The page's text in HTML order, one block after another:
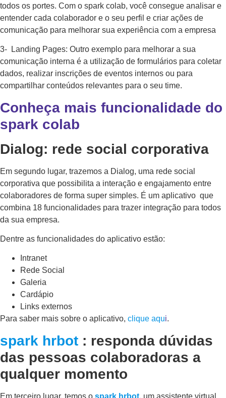
todos os portes. Com o spark colab, você consegue analisar e
entender cada colaborador e o seu perfil e criar ações de
comunicação para melhorar sua experiência com a empresa
3- Landing Pages: Outro exemplo para melhorar a sua
comunicação interna é a utilização de formulários para coletar
dados, realizar inscrições de eventos internos ou para
compartilhar conteúdos relevantes para o seu time.
Conheça mais funcionalidade do
spark colab
Dialog: rede social corporativa
Em segundo lugar, trazemos a Dialog, uma rede social
corporativa que possibilita a interação e engajamento entre
colaboradores de forma super simples. É um aplicativo que
combina 18 funcionalidades para trazer integração para todos
da sua empresa.
Dentre as funcionalidades do aplicativo estão:
Intranet
Rede Social
Galeria
Cardápio
Links externos
Para saber mais sobre o aplicativo, clique aqui.
spark hrbot : responda dúvidas
das pessoas colaboradoras a
qualquer momento
Em terceiro lugar, temos o spark hrbot, um assistente virtual